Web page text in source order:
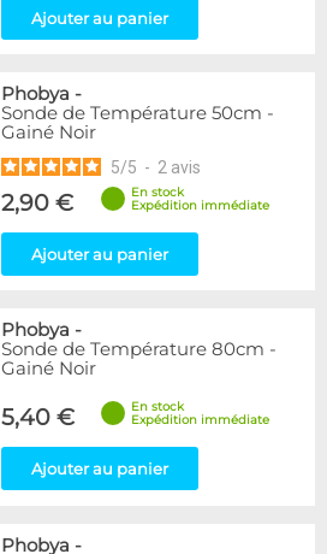
Ajouter au panier
Phobya -
Sonde de Température 50cm -
Gainé Noir
5/5 - 2 avis
2,90 €
En stock
Expédition immédiate
Ajouter au panier
Phobya -
Sonde de Température 80cm -
Gainé Noir
5,40 €
En stock
Expédition immédiate
Ajouter au panier
Phobya -